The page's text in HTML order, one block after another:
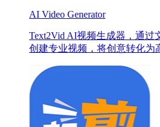
AI Video Generator
Text2Vid AI视频生成器，通过
创建专业视频，将创意转化为